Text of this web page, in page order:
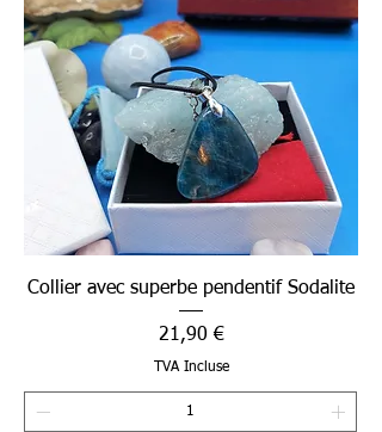
Collier avec superbe pendentif Sodalite
Prix
21,90 €
TVA Incluse